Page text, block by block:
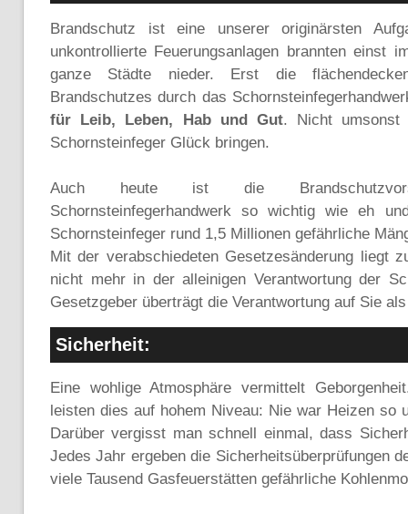
Brandschutz ist eine unserer originärsten
unkontrollierte Feuerungsanlagen brannten einst
ganze Städte nieder. Erst die
Brandschutzes durch das
für Leib, Leben, Hab und Gut. Nicht umsonst
Schornsteinfeger Glück bringen.
Auch heute ist die
Schornsteinfegerhandwerk so wichtig wie eh
Schornsteinfeger rund 1,5 Millionen gefährliche
Mit der verabschiedeten Gesetzesänderung liegt
nicht mehr in der alleinigen Verantwortung der
Gesetzgeber überträgt die Verantwortung auf Sie
Sicherheit:
Eine wohlige Atmosphäre vermittelt
leisten dies auf hohem Niveau: Nie war Heizen so
Darüber vergisst man schnell einmal, dass
Jedes Jahr ergeben die Sicherheitsüberprüfungen
viele Tausend Gasfeuerstätten gefährliche